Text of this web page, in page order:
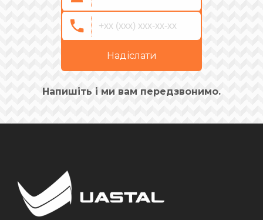
Надіслати
Напишіть і ми вам передзвонимо.